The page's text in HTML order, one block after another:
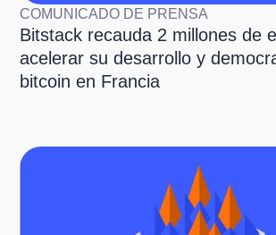
COMUNICADO DE PRENSA
Bitstack recauda 2 millones de
acelerar su desarrollo y
bitcoin en Francia